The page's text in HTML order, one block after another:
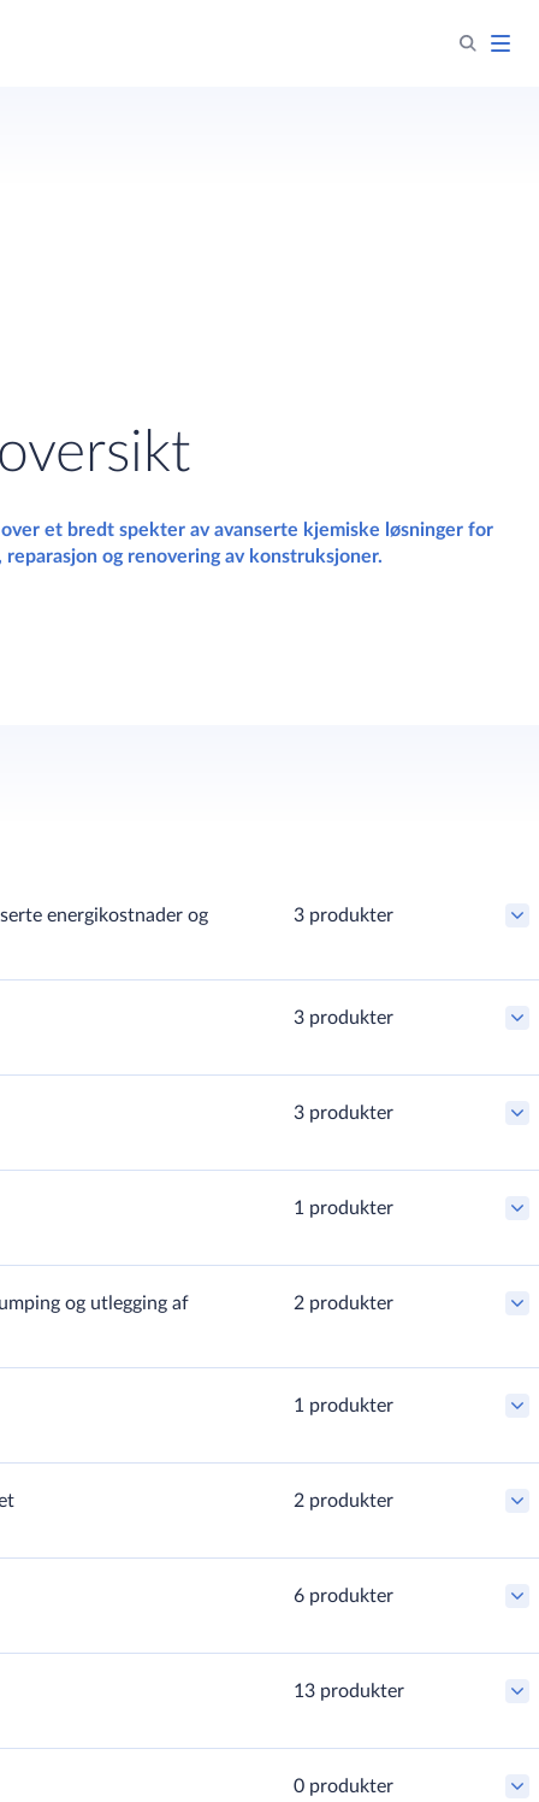
et bredt spekter av avanserte kjemiske løsninger for
reparasjon og renovering av konstruksjoner.
energikostnader og
3 produkter
3 produkter
3 produkter
1 produkter
og utlegging af
2 produkter
1 produkter
2 produkter
reologi 6 produkter
13 produkter
0 produkter